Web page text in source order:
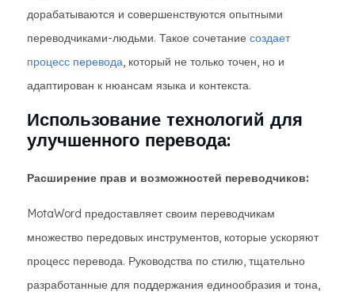
дорабатываются и совершенствуются опытными
переводчиками-людьми. Такое сочетание создает
процесс перевода, который не только точен, но и
адаптирован к нюансам языка и контекста.
Использование технологий для
улучшенного перевода:
Расширение прав и возможностей переводчиков:
MotaWord предоставляет своим переводчикам
множество передовых инструментов, которые ускоряют
процесс перевода. Руководства по стилю, тщательно
разработанные для поддержания единообразия и тона,